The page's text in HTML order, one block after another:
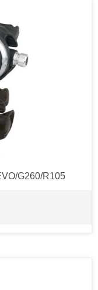
G260/R105